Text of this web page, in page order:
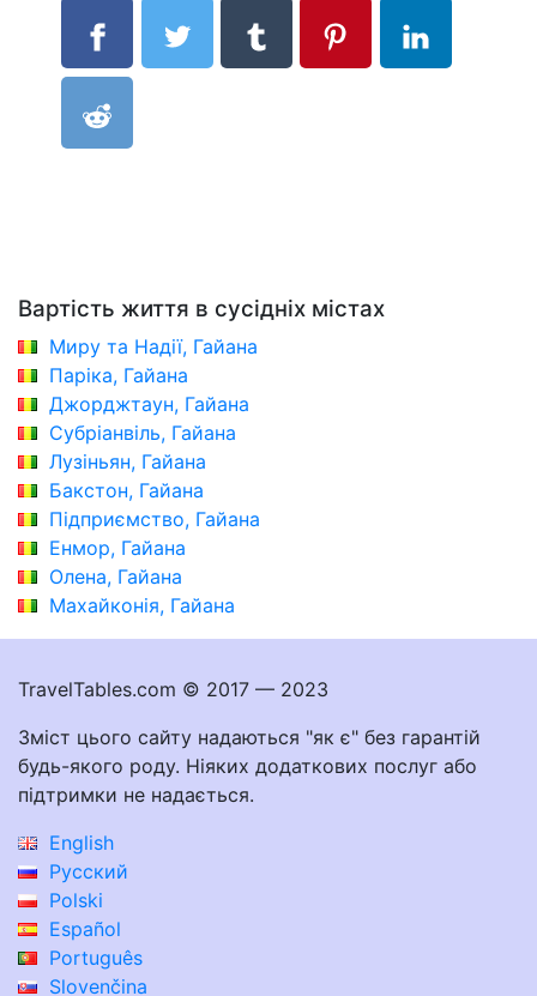
Вартість життя в сусідніх містах
Миру та Надії, Гайана
Паріка, Гайана
Джорджтаун, Гайана
Субріанвіль, Гайана
Лузіньян, Гайана
Бакстон, Гайана
Підприємство, Гайана
Енмор, Гайана
Олена, Гайана
Махайконія, Гайана
TravelTables.com © 2017 — 2023
Зміст цього сайту надаються "як є" без гарантій
будь-якого роду. Ніяких додаткових послуг або
підтримки не надається.
English
Русский
Polski
Español
Português
Slovenčina